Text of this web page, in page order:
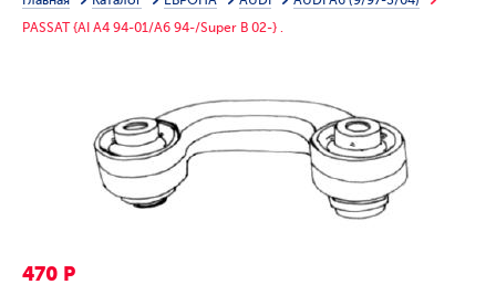
PASSAT {AI A4 94-01/A6 94-/Super B 02-} .
470 Р